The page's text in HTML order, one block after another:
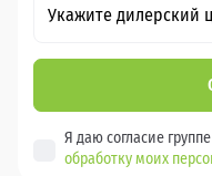
Укажите дилерский
Я даю согласие
обработку моих